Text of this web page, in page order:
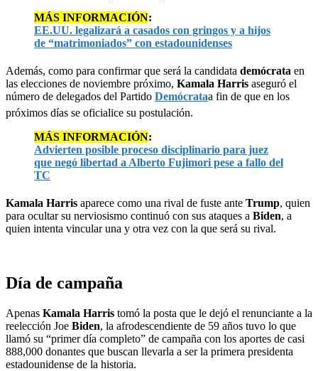
MÁS INFORMACIÓN:
EE.UU. legalizará a casados con gringos y a hijos
de “matrimoniados” con estadounidenses
Además, como para confirmar que será la candidata demócrata en
las elecciones de noviembre próximo, Kamala Harris aseguró el
número de delegados del Partido Demócrataa fin de que en los
próximos días se oficialice su postulación.
MÁS INFORMACIÓN:
Advierten posible proceso disciplinario para juez
que negó libertad a Alberto Fujimori pese a fallo del
TC
Kamala Harris aparece como una rival de fuste ante Trump, quien
para ocultar su nerviosismo continuó con sus ataques a Biden, a
quien intenta vincular una y otra vez con la que será su rival.
Día de campaña
Apenas Kamala Harris tomó la posta que le dejó el renunciante a la
reelección Joe Biden, la afrodescendiente de 59 años tuvo lo que
llamó su “primer día completo” de campaña con los aportes de casi
888,000 donantes que buscan llevarla a ser la primera presidenta
estadounidense de la historia.